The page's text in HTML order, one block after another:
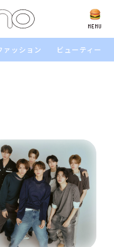
MENU
SEARCH
ァッション ビューティー